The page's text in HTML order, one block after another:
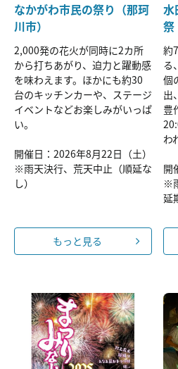
なかがわ市民の祭り（那珂
川市）
2,000発の花火が同時に2カ所
から打ちあがり、迫力と躍動感
を味わえます。ほかにも約30
台のキッチンカーや、ステージ
イベントなどお楽しみがいっぱ
い。
開催日：2026年8月22日（土）
※雨天決行、荒天中止（順延な
し）
もっと見る
祭
約
る
個
出
豊
わ
開
※
延